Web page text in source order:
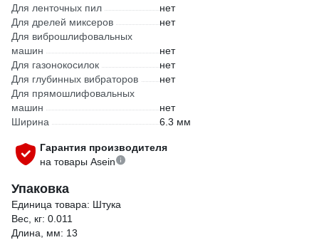
Для ленточных пил
нет
Для дрелей миксеров
нет
Для виброшлифовальных
машин
нет
Для газонокосилок
нет
Для глубинных вибраторов
нет
Для прямошлифовальных
машин
нет
Ширина
6.3 мм
Гарантия производителя
на товары Asein
Упаковка
Единица товара: Штука
Вес, кг: 0.011
Длина, мм: 13